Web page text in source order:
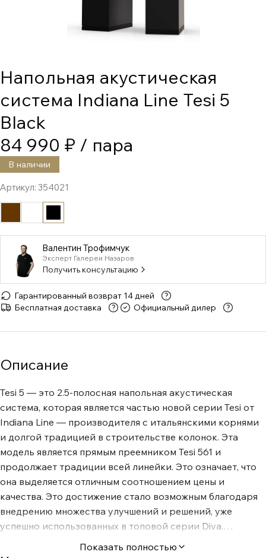
Напольная акустическая
система Indiana Line Tesi 5
Black
84 990 ₽ / пара
В наличии
Артикул: 354021
Валентин Трофимчук
Эксперт Галереи Назаров
Получить консультацию
Гарантированный возврат 14 дней
Бесплатная доставка
Официальный дилер
Описание
Tesi 5 — это 2.5-полосная напольная акустическая
система, которая является частью новой серии Tesi от
Indiana Line — производителя с итальянскими корнями
и долгой традицией в строительстве колонок. Эта
модель является прямым преемником Tesi 561 и
продолжает традиции всей линейки. Это означает, что
она выделяется отличным соотношением цены и
качества. Это достижение стало возможным благодаря
внедрению множества улучшений и решений, уже
успешно использованных в топовой серии Diva.
Ожидайте привлекательный, современный звук с
высокой динамикой и низкими уровнями искажений.
Показать полностью